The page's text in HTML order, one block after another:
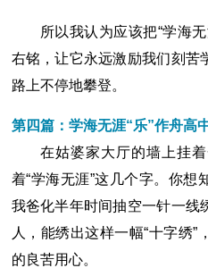
所以我认为应该把“学海
右铭，让它永远激励我们刻苦
路上不停地攀登。
第四篇：学海无涯“乐”作舟高
在姑婆家大厅的墙上挂
着“学海无涯”这几个字。你想
我爸化半年时间抽空一针一线
人，能绣出这样一幅“十字绣
的良苦用心。